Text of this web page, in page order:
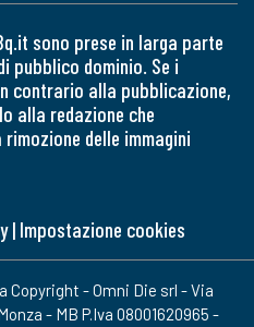
sono prese in larga parte
pubblico dominio. Se i
contrario alla pubblicazione,
alla redazione che
delle immagini
| Impostazione cookies
- Omni Die srl - Via
- MB P.Iva 08001620965 -